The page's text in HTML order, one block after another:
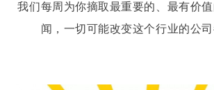
我们每周为你摘取最重要的、最有价
闻，一切可能改变这个行业的公司